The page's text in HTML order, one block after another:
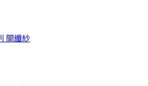
開纖紗